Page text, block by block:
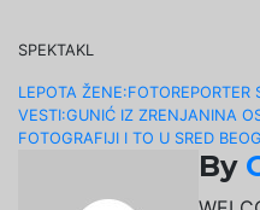
SPEKTAKL
Navigacija
članaka
LEPOTA ŽENE:FOTOREPORTER
VESTI:GUNIĆ IZ ZRENJANINA
FOTOGRAFIJI I TO U SRED
By